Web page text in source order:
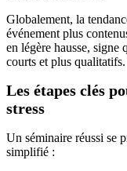
Globalement, la
événement plus
en légère hausse, signe
courts et plus qualitatifs.
Les étapes clés
stress
Un séminaire réussi se
simplifié :